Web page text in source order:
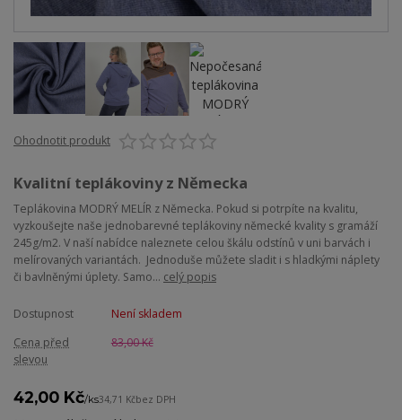
Ohodnotit produkt
Kvalitní teplákoviny z Německa
Teplákovina MODRÝ MELÍR z Německa. Pokud si potrpíte na kvalitu,
vyzkoušejte naše jednobarevné teplákoviny německé kvality s gramáží
245g/m2. V naší nabídce naleznete celou škálu odstínů v uni barvách i
melírovaných variantách. Jednoduše můžete sladit i s hladkými náplety
či bavlněnými úplety. Samo... celý popis
Dostupnost
Není skladem
Cena před
slevou
83,00 Kč
42,00 Kč/ks34,71 Kčbez DPH